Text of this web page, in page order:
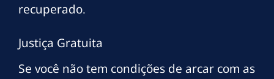
recuperado.
Justiça Gratuita
Se você não tem condições de arcar com as